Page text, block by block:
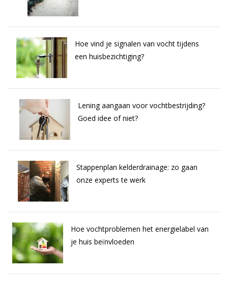
Hoe vind je signalen van vocht tijdens
een huisbezichtiging?
Lening aangaan voor vochtbestrijding?
Goed idee of niet?
Stappenplan kelderdrainage: zo gaan
onze experts te werk
Hoe vochtproblemen het energielabel van
je huis beïnvloeden